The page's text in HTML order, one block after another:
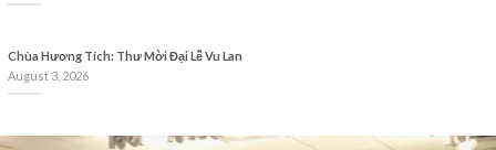
Chùa Hương Tích: Thư Mời Đại Lễ Vu Lan
August 3, 2026